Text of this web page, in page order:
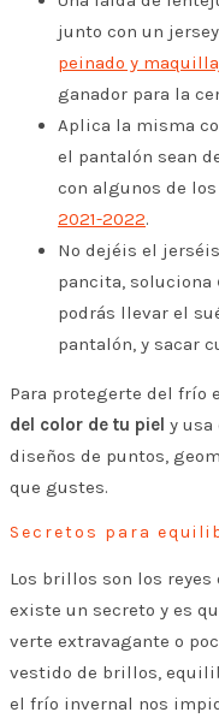
junto con un
peinado y
ganador para la
Aplica la misma
el pantalón sean
con algunos de los
2021-2022.
No dejéis el
pancita, soluciona
podrás llevar el
pantalón, y sacar
Para protegerte del frío
del color de tu piel y usa
diseños de puntos,
que gustes.
Secretos para
Los brillos son los reyes
existe un secreto y es
verte extravagante o
vestido de brillos,
el frío invernal nos